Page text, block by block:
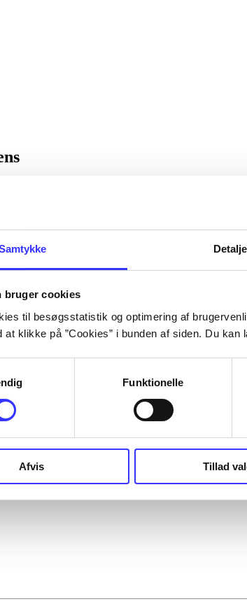
bruger cookies
til besøgsstatistik og optimering af
at klikke på ”Cookies” i bunden af siden. Du
Funktionelle
Afvis Tillad